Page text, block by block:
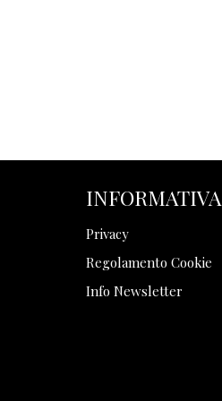
INFORMATIVA
Privacy
Regolamento Cookie
Info Newsletter